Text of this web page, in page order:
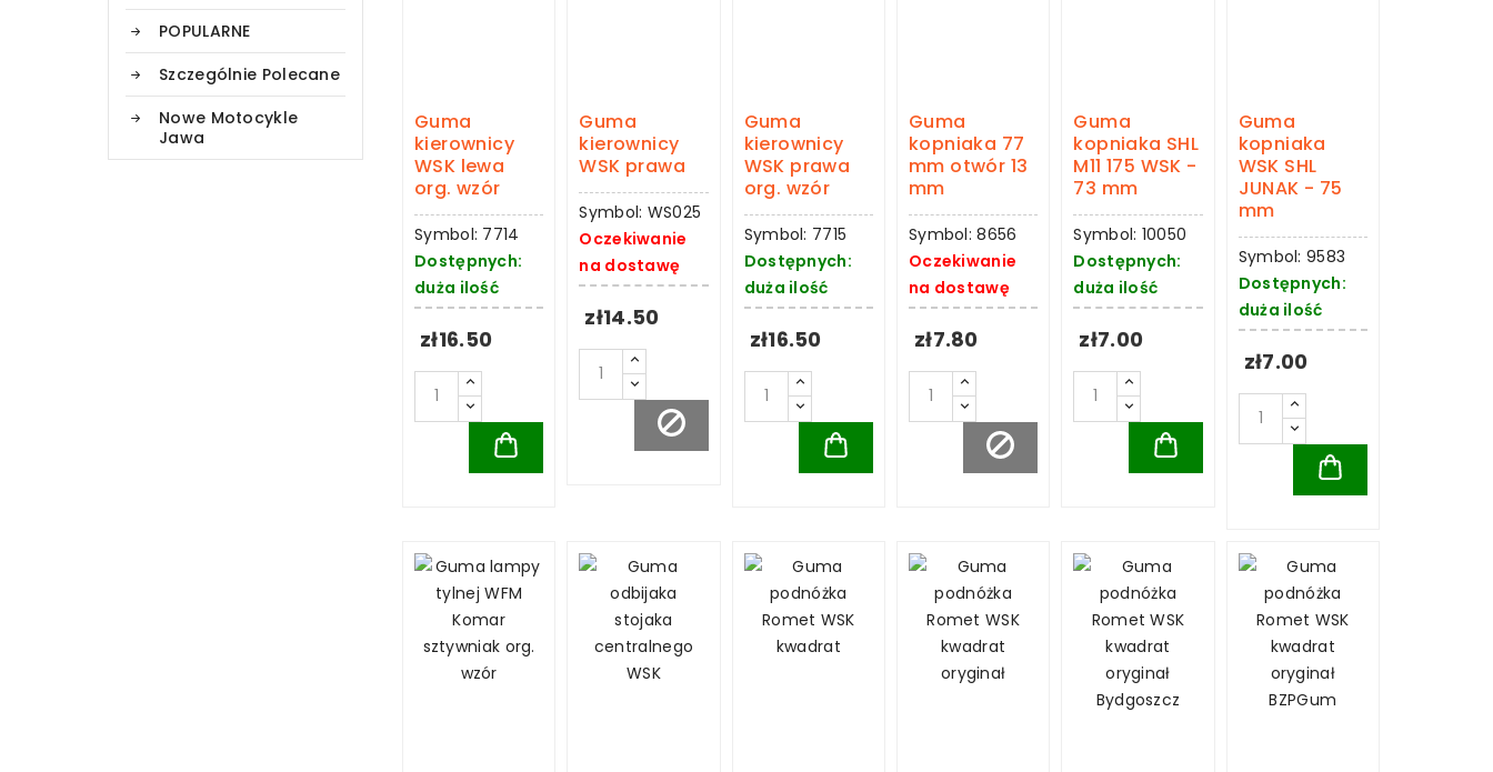
POPULARNE
Szczególnie Polecane
Nowe Motocykle
Jawa
Guma
kierownicy
WSK lewa
org. wzór
Symbol: 7714
Dostępnych:
duża ilość
zł16.50
Guma
kierownicy
WSK prawa
Symbol: WS025
Oczekiwanie
na dostawę
zł14.50
Guma
kierownicy
WSK prawa
org. wzór
Symbol: 7715
Dostępnych:
duża ilość
zł16.50
Guma
kopniaka 77
mm otwór 13
mm
Symbol: 8656
Oczekiwanie
na dostawę
zł7.80
Guma
kopniaka SHL
M11 175 WSK -
73 mm
Symbol: 10050
Dostępnych:
duża ilość
zł7.00
Guma
kopniaka
WSK SHL
JUNAK - 75
mm
Symbol: 9583
Dostępnych:
duża ilość
zł7.00